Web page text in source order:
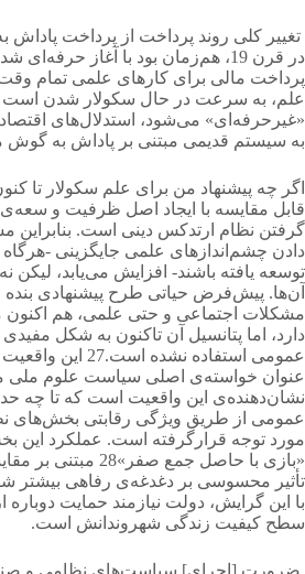
تغییر كلی روند پرداخت از پرداخت
در قرن 19، هم‌زمان بود با آغاز
پرداخت مالی برای كارهای علمی تمام
علم، به سرعت در حال سکولار شدن است
«غیرحرفه‌ای» می‌شود، استدلال‌های
به سیستم قدیمی مبتنی بر پاداش به
اگر چه پیشنهاد من برای علم سكولار تا
قابل مقایسه با ایجاد اصل ظرفیت و
گرفتن نظام ارتدكس دینی است. بنابراین
دادن چشم‌اندازهای علمی جایگزینی -هرگاه
توسعه یافته باشند- افزایش می‌یابد،
آن‌ها. پیش‌فرض حیاتی طرح پیشنهادی بنده
مشكلات اجتماعی و حتی علمی، هم اكنون
دارد، اما پتانسیل آن تاكنون به شكل
عمومی استفاده
عنوان خواسته‌ی اصلی سیاست علوم ملی
نشان‌دهنده‌ی این واقعیت است كه تا چه
عمومی از طریق ویژگی رقابتی بخش‌های
مورد توجه قرارگرفته است. عملكرد این
«بازی با حاصل جمع
تأثیر محسوسی بر دغدغه‌ی رفاهی بیشتر
با این گرایش، دولت نیازمند حمایت
سطح كیفیت زندگی شهروندانش است.